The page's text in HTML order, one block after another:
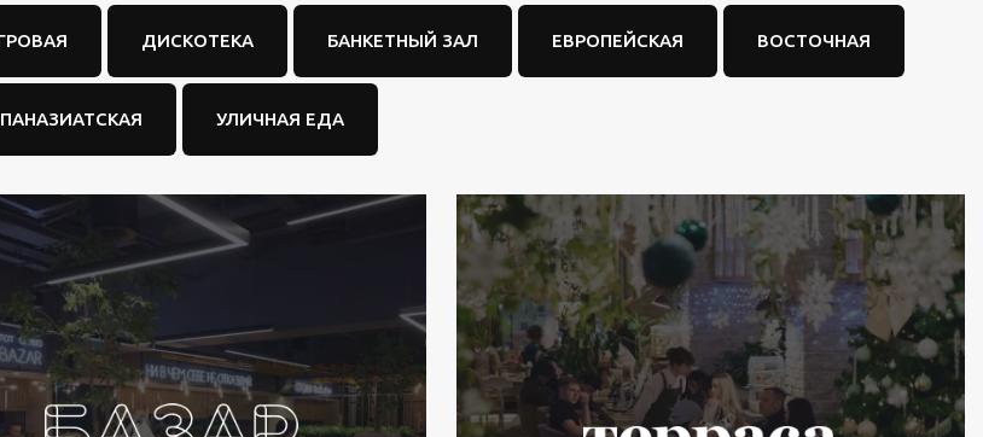
ДИСКОТЕКА БАНКЕТНЫЙ ЗАЛ ЕВРОПЕЙСКАЯ ВОСТОЧНАЯ
ПАНАЗИАТСКАЯ УЛИЧНАЯ ЕДА